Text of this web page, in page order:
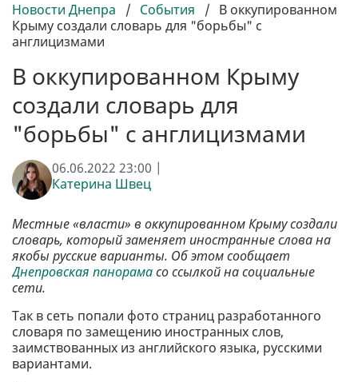
Новости Днепра / События / В оккупированном
Крыму создали словарь для "борьбы" с
англицизмами
В оккупированном Крыму
создали словарь для
"борьбы" с англицизмами
06.06.2022 23:00 |
Катерина Швец
Местные «власти» в оккупированном Крыму создали
словарь, который заменяет иностранные слова на
якобы русские варианты. Об этом сообщает
Днепровская панорамасо ссылкой на социальные
сети.
Так в сеть попали фото страниц разработанного
словаря по замещению иностранных слов,
заимствованных из английского языка, русскими
вариантами.